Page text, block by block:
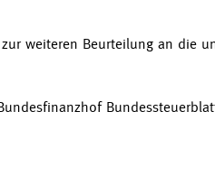
weiteren Beurteilung an die